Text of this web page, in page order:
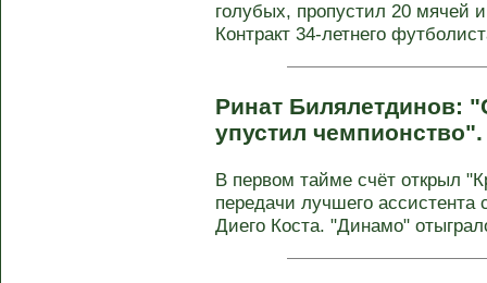
голубых, пропустил 20 мячей
Контракт 34-летнего
Ринат Билялетдинов:
упустил
В первом тайме счёт открыл
передачи лучшего
Диего Коста. "Динамо"